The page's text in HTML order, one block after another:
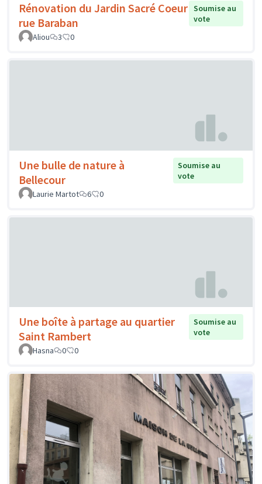
Rénovation du Jardin Sacré Coeur
rue Baraban
Soumise au
vote
Aliou
3 0
Une bulle de nature à
Bellecour
Soumise au
vote
Laurie Martot
6 0
Une boîte à partage au quartier
Saint Rambert
Soumise au
vote
Hasna
0 0